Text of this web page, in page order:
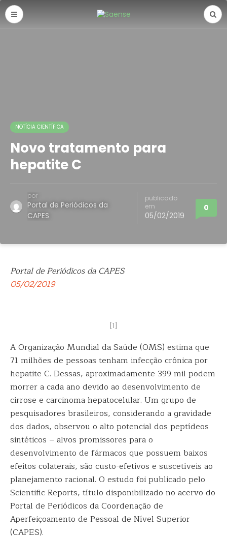
NOTÍCIA CIENTÍFICA
Novo tratamento para
hepatite C
por
Portal de Periódicos da
CAPES
publicado
em
05/02/2019
0
Portal de Periódicos da CAPES
05/02/2019
[1]
A Organização Mundial da Saúde (OMS) estima que
71 milhões de pessoas tenham infecção crônica por
hepatite C. Dessas, aproximadamente 399 mil podem
morrer a cada ano devido ao desenvolvimento de
cirrose e carcinoma hepatocelular. Um grupo de
pesquisadores brasileiros, considerando a gravidade
dos dados, observou o alto potencial dos peptídeos
sintéticos – alvos promissores para o
desenvolvimento de fármacos que possuem baixos
efeitos colaterais, são custo-efetivos e suscetíveis ao
planejamento racional. O estudo foi publicado pelo
Scientific Reports, título disponibilizado no acervo do
Portal de Periódicos da Coordenação de
Aperfeiçoamento de Pessoal de Nível Superior
(CAPES).